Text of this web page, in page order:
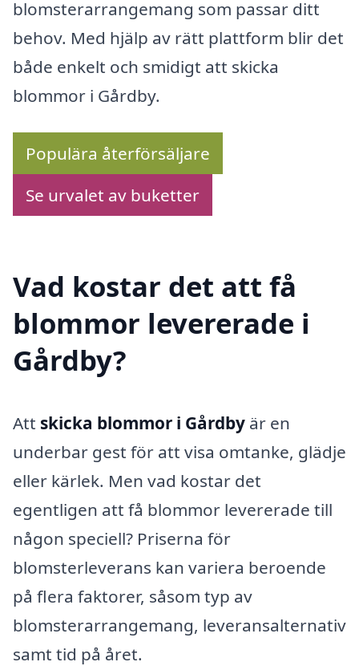
blomsterarrangemang som passar ditt
behov. Med hjälp av rätt plattform blir det
både enkelt och smidigt att skicka
blommor i Gårdby.
Populära återförsäljare
Se urvalet av buketter
Vad kostar det att få
blommor levererade i
Gårdby?
Att skicka blommor i Gårdby är en
underbar gest för att visa omtanke, glädje
eller kärlek. Men vad kostar det
egentligen att få blommor levererade till
någon speciell? Priserna för
blomsterleverans kan variera beroende
på flera faktorer, såsom typ av
blomsterarrangemang, leveransalternativ
samt tid på året.